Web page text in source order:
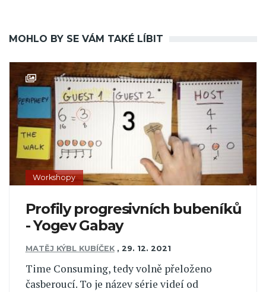
MOHLO BY SE VÁM TAKÉ LÍBIT
Workshopy
Profily progresivních bubeníků
- Yogev Gabay
MATĚJ KÝBL KUBÍČEK , 29. 12. 2021
Time Consuming, tedy volně přeloženo
časberoucí. To je název série videí od